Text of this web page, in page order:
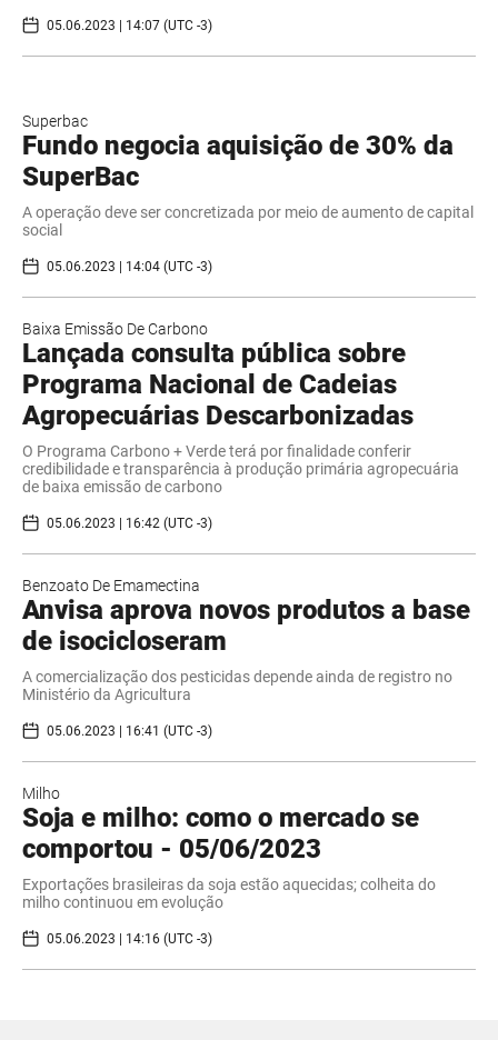
05.06.2023 | 14:07 (UTC -3)
Superbac
Fundo negocia aquisição de 30% da
SuperBac
A operação deve ser concretizada por meio de aumento de capital
social
05.06.2023 | 14:04 (UTC -3)
Baixa Emissão De Carbono
Lançada consulta pública sobre
Programa Nacional de Cadeias
Agropecuárias Descarbonizadas
O Programa Carbono + Verde terá por finalidade conferir
credibilidade e transparência à produção primária agropecuária
de baixa emissão de carbono
05.06.2023 | 16:42 (UTC -3)
Benzoato De Emamectina
Anvisa aprova novos produtos a base
de isocicloseram
A comercialização dos pesticidas depende ainda de registro no
Ministério da Agricultura
05.06.2023 | 16:41 (UTC -3)
Milho
Soja e milho: como o mercado se
comportou - 05/06/2023
Exportações brasileiras da soja estão aquecidas; colheita do
milho continuou em evolução
05.06.2023 | 14:16 (UTC -3)